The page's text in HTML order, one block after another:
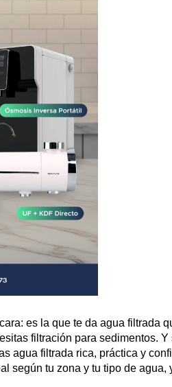
es la que te da agua filtrada
filtración para
agua filtrada rica, práctica y
según tu zona y tu tipo de